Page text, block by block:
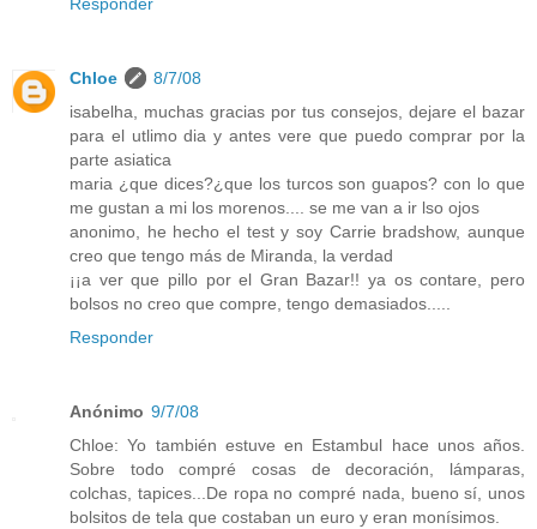
Chloe
8/7/08
isabelha, muchas gracias por tus consejos, dejare el bazar
para el utlimo dia y antes vere que puedo comprar por la
parte asiatica
maria ¿que dices?¿que los turcos son guapos? con lo que
me gustan a mi los morenos.... se me van a ir lso ojos
anonimo, he hecho el test y soy Carrie bradshow, aunque
creo que tengo más de Miranda, la verdad
¡¡a ver que pillo por el Gran Bazar!! ya os contare, pero
bolsos no creo que compre, tengo demasiados.....
Responder
Anónimo 9/7/08
Chloe: Yo también estuve en Estambul hace unos años.
Sobre todo compré cosas de decoración, lámparas,
colchas, tapices...De ropa no compré nada, bueno sí, unos
bolsitos de tela que costaban un euro y eran monísimos.